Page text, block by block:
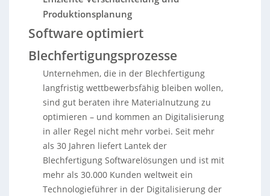
Produktionsplanung
Software optimiert
Blechfertigungsprozesse
Unternehmen, die in der Blechfertigung
langfristig wettbewerbsfähig bleiben wollen,
sind gut beraten ihre Materialnutzung zu
optimieren – und kommen an Digitalisierung
in aller Regel nicht mehr vorbei. Seit mehr
als 30 Jahren liefert Lantek der
Blechfertigung Softwarelösungen und ist mit
mehr als 30.000 Kunden weltweit ein
Technologieführer in der Digitalisierung der